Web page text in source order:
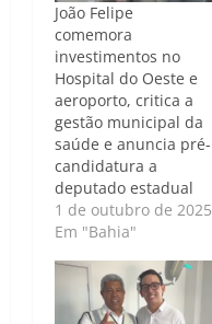
João Felipe
comemora
investimentos no
Hospital do Oeste e
aeroporto, critica a
gestão municipal da
saúde e anuncia pré-
candidatura a
deputado estadual
1 de outubro de 2025
Em "Bahia"